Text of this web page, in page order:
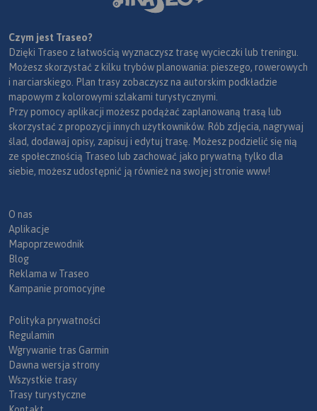
Czym jest Traseo?
Dzięki Traseo z łatwością wyznaczysz trasę wycieczki lub treningu.
Możesz skorzystać z kilku trybów planowania: pieszego, rowerowych
i narciarskiego. Plan trasy zobaczysz na autorskim podkładzie
mapowym z kolorowymi szlakami turystycznymi.
Przy pomocy aplikacji możesz podążać zaplanowaną trasą lub
skorzystać z propozycji innych użytkowników. Rób zdjęcia, nagrywaj
ślad, dodawaj opisy, zapisuj i edytuj trasę. Możesz podzielić się nią
ze społecznością Traseo lub zachować jako prywatną tylko dla
siebie, możesz udostępnić ją również na swojej stronie www!
O nas
Aplikacje
Mapoprzewodnik
Blog
Reklama w Traseo
Kampanie promocyjne
Polityka prywatności
Regulamin
Wgrywanie tras Garmin
Dawna wersja strony
Wszystkie trasy
Trasy turystyczne